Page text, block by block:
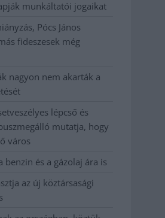
munkáltatói jogaikat
Pócs János
fideszesek még
nagyon nem akarták a
lépcső és
mutatja, hogy
város
benzin és a gázolaj ára is
az új köztársasági